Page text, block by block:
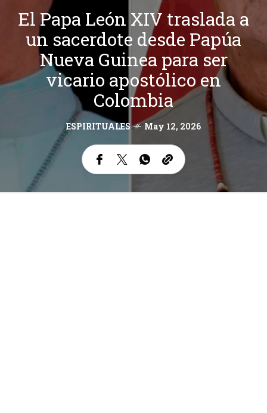
El Papa León XIV traslada a
un sacerdote desde Papúa
Nueva Guinea para ser
vicario apostólico en
Colombia
ESPIRITUALES May 12, 2026